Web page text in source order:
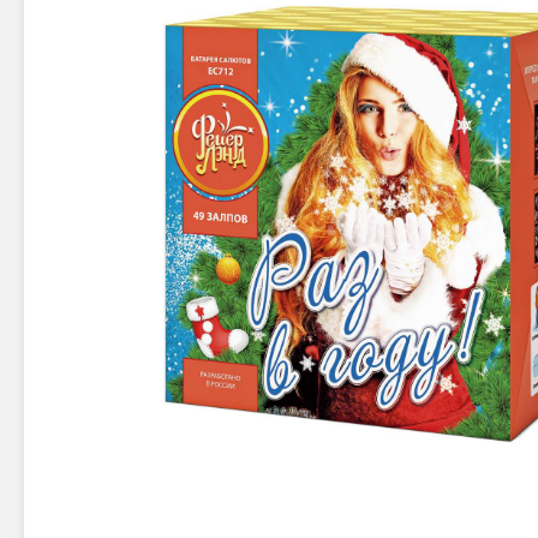
Новинки 2025/26
Фейерверки на свадьбу
Фейерверк-шоу
Батареи салютов
Цветной дым
Батареи салютов
Маленькие фейерверки
Средние фейерверки
Большие фейерверки
Петарды
Лимонки,
Корсары
Жуки
Цветной